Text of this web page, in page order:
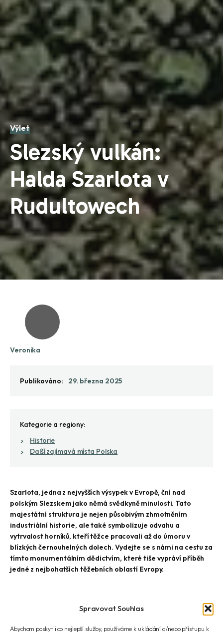
Spravovat Souhlas
Abychom poskytli co nejlepší služby, používáme k ukládání a/nebo přístupu k
Výlet
Slezský vulkán:
Halda Szarlota v
Rudultowech
Szarlota, jedna z nejvyšších výsypek v Evropě, ční nad
polským Slezskem jako němá svědkyně minulosti. Tato
majestátní struktura je nejen působivým zhmotněním
industriální historie, ale také symbolizuje odvahu a
vytrvalost horníků, kteří těžce pracovali až do úmoru v
blízkých černouhelných dolech. Vydejte se s námi na cestu za
tímto monumentálním dědictvím, které tiše vypráví příběh
jedné z nejbohatších těžebních oblastí Evropy.
Halda se tyčí nad městem Rudoltowy, kde dosahuje výšky 407 m n.
m. Zabírá plochu 37 hektarů a její objem činí 13,3 mil. m³. Za vznik
vděčí především nedalekému dolu Szarlota. Odpad z její činnosti
Veronika
Publikováno: 29. března 2025
Kategorie a regiony:
Historie
Další zajímavá místa Polska